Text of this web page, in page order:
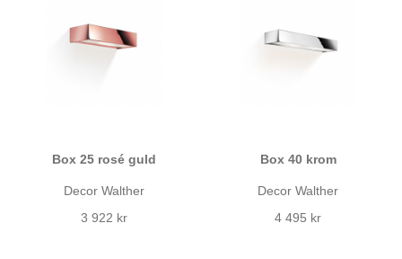
Box 25 rosé guld
Decor Walther
3 922 kr
Box 40 krom
Decor Walther
4 495 kr